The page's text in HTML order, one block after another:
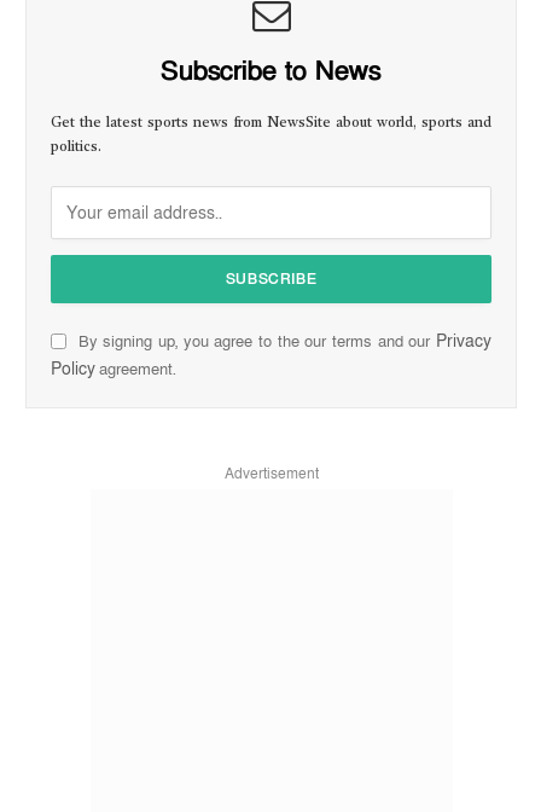
Subscribe to News
Get the latest sports news from NewsSite about world, sports and
politics.
By signing up, you agree to the our terms and our Privacy
Policyagreement.
Advertisement